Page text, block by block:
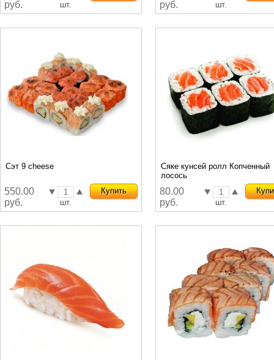
руб. шт. руб. шт.
Сэт 9 cheese
550.00
руб.
шт.
Купить
Сяке кунсей ролл Копченный
лосось
80.00
руб.
шт.